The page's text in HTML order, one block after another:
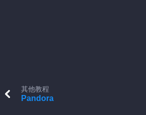
其他教程
Pandora